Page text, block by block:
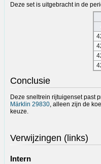
Deze set is uitgebracht in de
Conclusie
Deze sneltrein rijtuigenset past
Märklin 29830 , alleen zijn de
keuze.
Verwijzingen (links)
Intern